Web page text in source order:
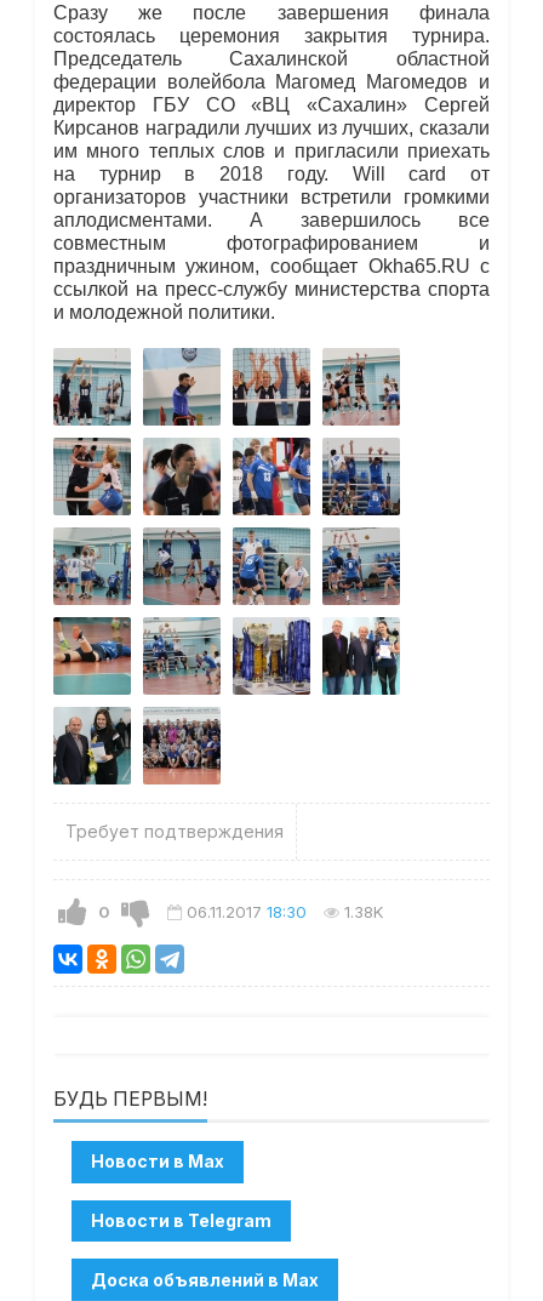
Сразу же после завершения финала
состоялась церемония закрытия турнира.
Председатель Сахалинской областной
федерации волейбола Магомед Магомедов и
директор ГБУ СО «ВЦ «Сахалин» Сергей
Кирсанов наградили лучших из лучших, сказали
им много теплых слов и пригласили приехать
на турнир в 2018 году. Will card от
организаторов участники встретили громкими
аплодисментами. А завершилось все
совместным фотографированием и
праздничным ужином, сообщает Okha65.RU с
ссылкой на пресс-службу министерства спорта
и молодежной политики.
Требует подтверждения
0 06.11.2017 18:30 1.38K
БУДЬ ПЕРВЫМ!